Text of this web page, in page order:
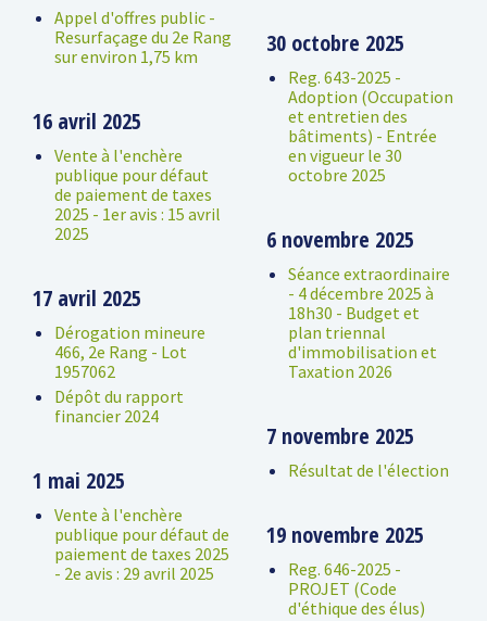
Appel d'offres public -
Resurfaçage du 2e Rang
sur environ 1,75 km
16 avril 2025
Vente à l'enchère
publique pour défaut
de paiement de taxes
2025 - 1er avis : 15 avril
2025
17 avril 2025
Dérogation mineure
466, 2e Rang - Lot
1957062
Dépôt du rapport
financier 2024
1 mai 2025
Vente à l'enchère
publique pour défaut de
paiement de taxes 2025
- 2e avis : 29 avril 2025
30 octobre 2025
Reg. 643-2025 -
Adoption (Occupation
et entretien des
bâtiments) - Entrée
en vigueur le 30
octobre 2025
6 novembre 2025
Séance extraordinaire
- 4 décembre 2025 à
18h30 - Budget et
plan triennal
d'immobilisation et
Taxation 2026
7 novembre 2025
Résultat de l'élection
19 novembre 2025
Reg. 646-2025 -
PROJET (Code
d'éthique des élus)